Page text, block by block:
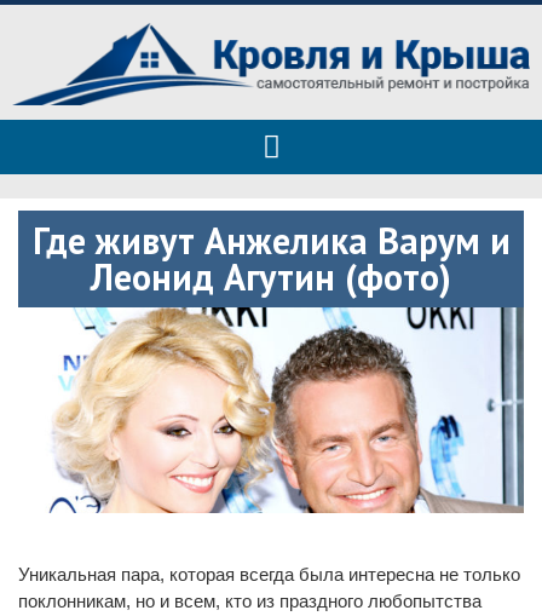
Roof tops — только полезные
советы
Полезные советы при строительстве дома и ремонте
Где живут Анжелика Варум и
Леонид Агутин (фото)
Уникальная пара, которая всегда была интересна не только
поклонникам, но и всем, кто из праздного любопытства